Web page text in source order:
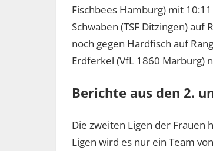
Fischbees Hamburg) mit
Schwaben (TSF Ditzingen)
noch gegen Hardfisch auf
Erdferkel (VfL 1860 Marburg)
Berichte aus den 2.
Die zweiten Ligen der Frauen
Ligen wird es nur ein Team